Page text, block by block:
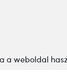
a weboldal